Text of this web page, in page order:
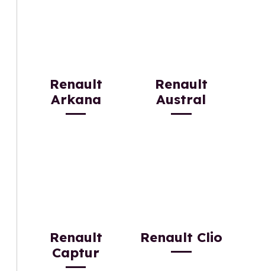
Renault
Arkana
Renault
Austral
Renault
Captur
Renault Clio